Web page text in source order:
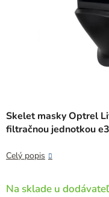
Skelet masky Optrel
filtračnou jednotkou
Celý popis
Na sklade u